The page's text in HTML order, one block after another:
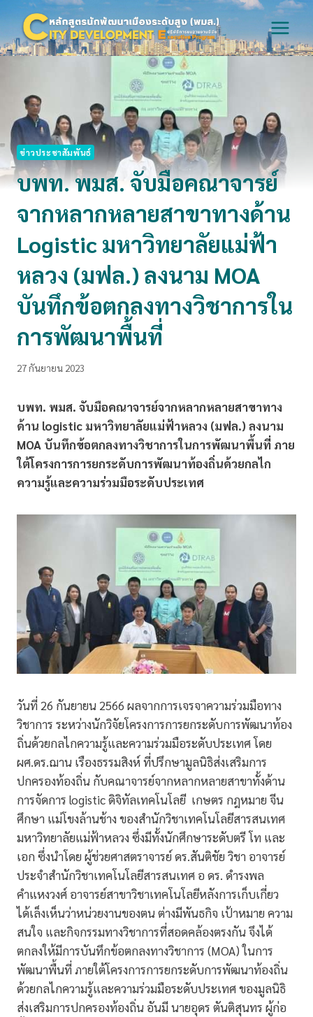
content
ข่าวประชาสัมพันธ์
บพท. พมส. จับมือคณาจารย์
จากหลากหลายสาขาทางด้าน
Logistic มหาวิทยาลัยแม่ฟ้า
หลวง (มฟล.) ลงนาม MOA
บันทึกข้อตกลงทางวิชาการใน
การพัฒนาพื้นที่
27 กันยายน 2023
บพท. พมส. จับมือคณาจารย์จากหลากหลายสาขาทาง
ด้าน logistic มหาวิทยาลัยแม่ฟ้าหลวง (มฟล.) ลงนาม
MOA บันทึกข้อตกลงทางวิชาการในการพัฒนาพื้นที่ ภาย
ใต้โครงการการยกระดับการพัฒนาท้องถิ่นด้วยกลไก
ความรู้และความร่วมมือระดับประเทศ
วันที่ 26 กันยายน 2566 ผลจากการเจรจาความร่วมมือทาง
วิชาการ ระหว่างนักวิจัยโครงการการยกระดับการพัฒนาท้อง
ถิ่นด้วยกลไกความรู้และความร่วมมือระดับประเทศ โดย
ผศ.ดร.ฌาน เรืองธรรมสิงห์ ที่ปรึกษามูลนิธิส่งเสริมการ
ปกครองท้องถิ่น กับคณาจารย์จากหลากหลายสาขาทั้งด้าน
การจัดการ logistic ดิจิทัลเทคโนโลยี เกษตร กฎหมาย จีน
ศึกษา แม่โขงล้านช้าง ของสำนักวิชาเทคโนโลยีสารสนเทศ
มหาวิทยาลัยแม่ฟ้าหลวง ซึ่งมีทั้งนักศึกษาระดับตรี โท และ
เอก ซึ่งนำโดย ผู้ช่วยศาสตราจารย์ ดร.สันติชัย วิชา อาจารย์
ประจำสำนักวิชาเทคโนโลยีสารสนเทศ อ ดร. ดำรงพล
คำแหงวงศ์ อาจารย์สาขาวิชาเทคโนโลยีหลังการเก็บเกี่ยว
ได้เล็งเห็นว่าหน่วยงานของตน ต่างมีพันธกิจ เป้าหมาย ความ
สนใจ และกิจกรรมทางวิชาการที่สอดคล้องตรงกัน จึงได้
ตกลงให้มีการบันทึกข้อตกลงทางวิชาการ (MOA) ในการ
พัฒนาพื้นที่ ภายใต้โครงการการยกระดับการพัฒนาท้องถิ่น
ด้วยกลไกความรู้และความร่วมมือระดับประเทศ ของมูลนิธิ
ส่งเสริมการปกครองท้องถิ่น อันมี นายอุดร ตันติสุนทร ผู้ก่อ